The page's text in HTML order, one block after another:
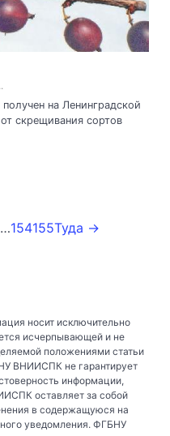
на Ленинградской
скрещивания сортов
…154155Туда →
носит исключительно
исчерпывающей и не
положениями статьи
ВНИИСПК не гарантирует
информации,
оставляет за собой
в содержащуюся на
уведомления. ФГБНУ